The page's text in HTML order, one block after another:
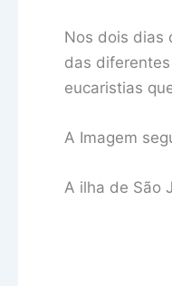
Nos dois dias
das
eucaristias
A Imagem
A ilha de São